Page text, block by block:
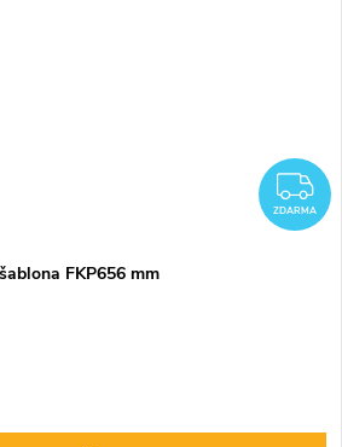
ZDARMA
FKP656 mm